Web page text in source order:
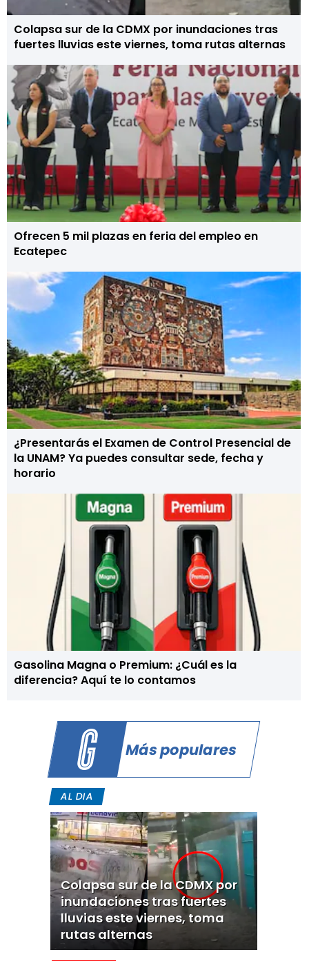
Colapsa sur de la CDMX por inundaciones tras
fuertes lluvias este viernes, toma rutas alternas
Ofrecen 5 mil plazas en feria del empleo en
Ecatepec
¿Presentarás el Examen de Control Presencial de
la UNAM? Ya puedes consultar sede, fecha y
horario
Gasolina Magna o Premium: ¿Cuál es la
diferencia? Aquí te lo contamos
Más populares
AL DIA
Colapsa sur de la CDMX por
inundaciones tras fuertes
lluvias este viernes, toma
rutas alternas